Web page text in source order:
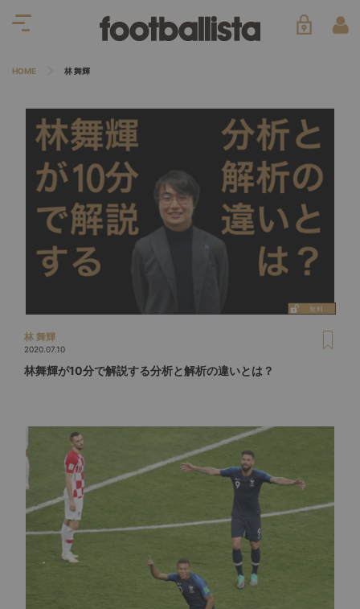
HOME 林 舞輝
林 舞輝
2020.07.10
林舞輝が10分で解説する分析と解析の違いとは？